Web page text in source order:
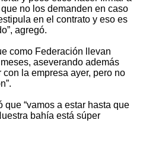
no los demanden en caso
en el contrato y eso es
agregó.
como Federación llevan
aseverando además
con la empresa ayer, pero no
que “vamos a estar hasta que
bahía está súper